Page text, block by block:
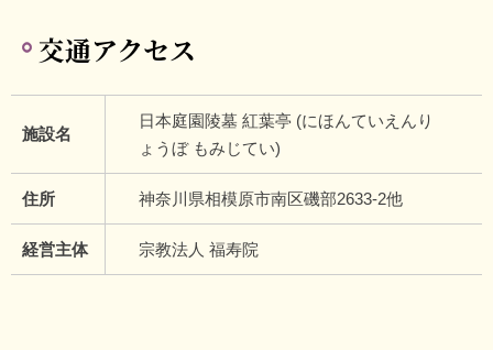
交通アクセス
施設名
日本庭園陵墓 紅葉亭 (にほんていえんり
ょうぼ もみじてい)
住所 神奈川県相模原市南区磯部2633-2他
経営主体 宗教法人 福寿院